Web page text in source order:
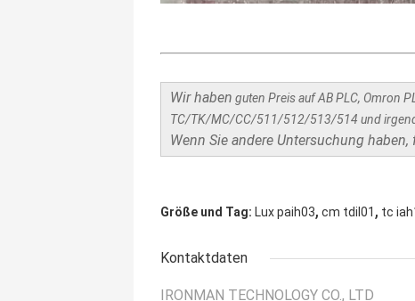
Wir haben guten Preis auf AB PLC, Omron
TC/TK/MC/CC/511/512/513/514 und
Wenn Sie andere Untersuchung
Größe und Tag: Lux paih03, cm tdil01 , tc
Kontaktdaten
IRONMAN TECHNOLOGY CO., LTD